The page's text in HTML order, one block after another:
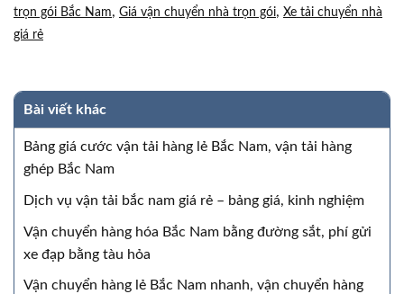
trọn gói Bắc Nam, Giá vận chuyển nhà trọn gói, Xe tải chuyển nhà
giá rẻ
Bài viết khác
Bảng giá cước vận tải hàng lẻ Bắc Nam, vận tải hàng
ghép Bắc Nam
Dịch vụ vận tải bắc nam giá rẻ – bảng giá, kinh nghiệm
Vận chuyển hàng hóa Bắc Nam bằng đường sắt, phí gửi
xe đạp bằng tàu hỏa
Vận chuyển hàng lẻ Bắc Nam nhanh, vận chuyển hàng